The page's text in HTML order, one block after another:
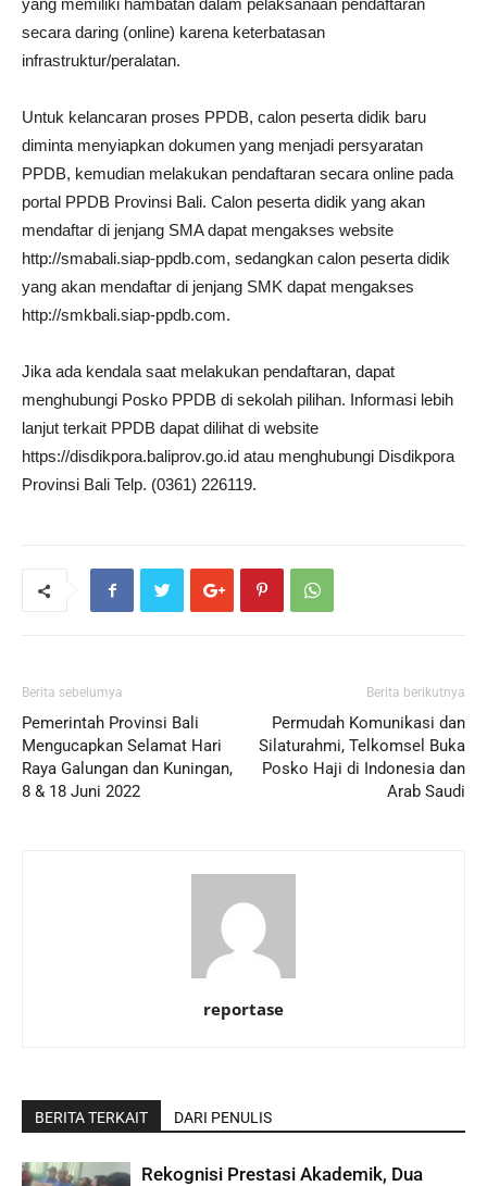
yang memiliki hambatan dalam pelaksanaan pendaftaran
secara daring (online) karena keterbatasan
infrastruktur/peralatan.
Untuk kelancaran proses PPDB, calon peserta didik baru
diminta menyiapkan dokumen yang menjadi persyaratan
PPDB, kemudian melakukan pendaftaran secara online pada
portal PPDB Provinsi Bali. Calon peserta didik yang akan
mendaftar di jenjang SMA dapat mengakses website
http://smabali.siap-ppdb.com, sedangkan calon peserta didik
yang akan mendaftar di jenjang SMK dapat mengakses
http://smkbali.siap-ppdb.com.
Jika ada kendala saat melakukan pendaftaran, dapat
menghubungi Posko PPDB di sekolah pilihan. Informasi lebih
lanjut terkait PPDB dapat dilihat di website
https://disdikpora.baliprov.go.id atau menghubungi Disdikpora
Provinsi Bali Telp. (0361) 226119.
Berita sebelumya
Pemerintah Provinsi Bali
Mengucapkan Selamat Hari
Raya Galungan dan Kuningan,
8 & 18 Juni 2022
Berita berikutnya
Permudah Komunikasi dan
Silaturahmi, Telkomsel Buka
Posko Haji di Indonesia dan
Arab Saudi
reportase
BERITA TERKAIT DARI PENULIS
Rekognisi Prestasi Akademik, Dua